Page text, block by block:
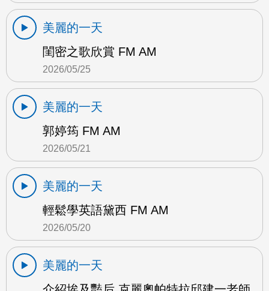
美麗的一天
閨密之歌欣賞 FM AM
2026/05/25
美麗的一天
郭婷筠 FM AM
2026/05/21
美麗的一天
輕鬆學英語黛西 FM AM
2026/05/20
美麗的一天